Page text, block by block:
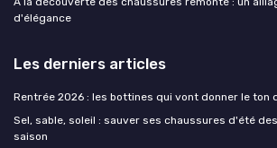
d'élégance
Les derniers articles
Rentrée 2026 : les bottines qui vont donner le ton
Sel, sable, soleil : sauver ses chaussures d'été
saison